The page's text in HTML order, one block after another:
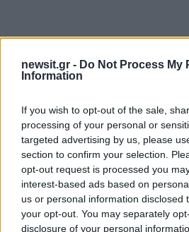
newsit.gr - Do Not Process My
Information
If you wish to opt-out of the sale,
processing of your personal or
targeted advertising by us, please
section to confirm your selection.
opt-out request is processed you
interest-based ads based on
us or personal information disclosed
your opt-out. You may separately
disclosure of your personal